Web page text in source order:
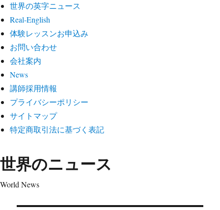
世界の英字ニュース
Real-English
体験レッスンお申込み
お問い合わせ
会社案内
News
講師採用情報
プライバシーポリシー
サイトマップ
特定商取引法に基づく表記
世界のニュース
World News